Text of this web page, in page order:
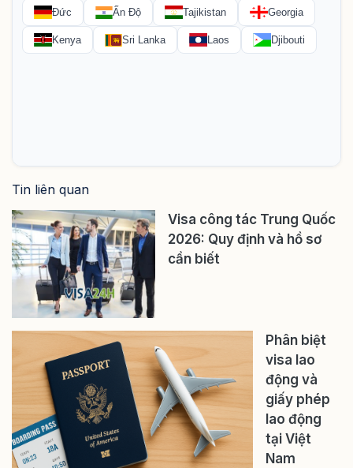
Tin liên quan
Visa công tác Trung Quốc
2026: Quy định và hồ sơ
cần biết
Phân biệt
visa lao
động và
giấy phép
lao động
tại Việt
Nam